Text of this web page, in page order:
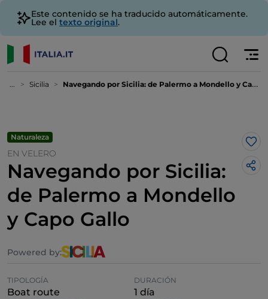
Este contenido se ha traducido automáticamente.
Lee el texto original.
... Sicilia Navegando por Sicilia: de Palermo a Mondello y Capo Gallo
Naturaleza
EN VELERO
Navegando por Sicilia:
de Palermo a Mondello
y Capo Gallo
Powered by:
TIPOLOGÍA
Boat route
DURACIÓN
1 día
Me